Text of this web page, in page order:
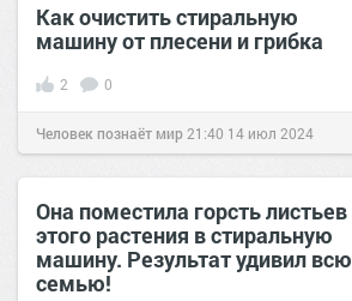
Как очистить стиральную
машину от плесени и грибка
2 0
Человек познаёт мир 21:40 14 июл 2024
Она поместила горсть листьев
этого растения в стиральную
машину. Результат удивил всю
семью!